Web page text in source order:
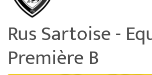
Rus Sartoise -
Première B